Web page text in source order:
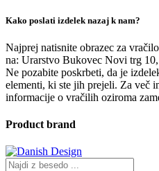
Kako poslati izdelek nazaj k nam?
Najprej natisnite obrazec za
na: Urarstvo Bukovec Novi trg
Ne pozabite poskrbeti, da je
elementi, ki ste jih prejeli. Za več
informacije o vračilih oziroma
Product brand